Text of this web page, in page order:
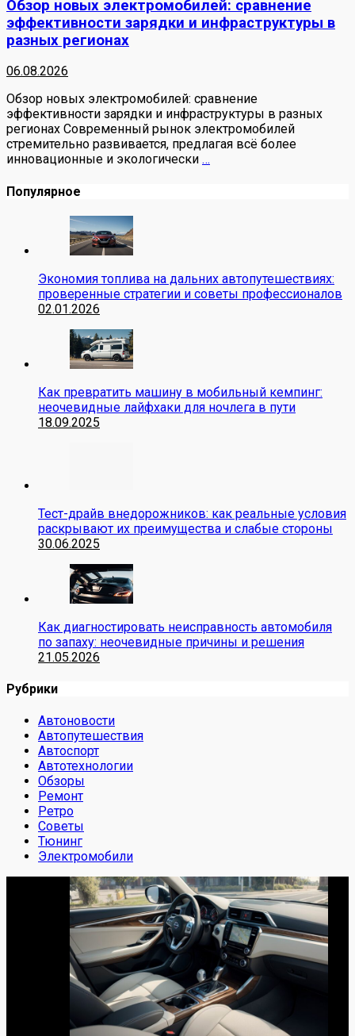
Обзор новых электромобилей: сравнение
эффективности зарядки и инфраструктуры в
разных регионах
06.08.2026
Обзор новых электромобилей: сравнение
эффективности зарядки и инфраструктуры в разных
регионах Современный рынок электромобилей
стремительно развивается, предлагая всё более
инновационные и экологически …
Популярное
Экономия топлива на дальних автопутешествиях:
проверенные стратегии и советы профессионалов
02.01.2026
Как превратить машину в мобильный кемпинг:
неочевидные лайфхаки для ночлега в пути
18.09.2025
Тест-драйв внедорожников: как реальные условия
раскрывают их преимущества и слабые стороны
30.06.2025
Как диагностировать неисправность автомобиля
по запаху: неочевидные причины и решения
21.05.2026
Рубрики
Автоновости
Автопутешествия
Автоспорт
Автотехнологии
Обзоры
Ремонт
Ретро
Советы
Тюнинг
Электромобили